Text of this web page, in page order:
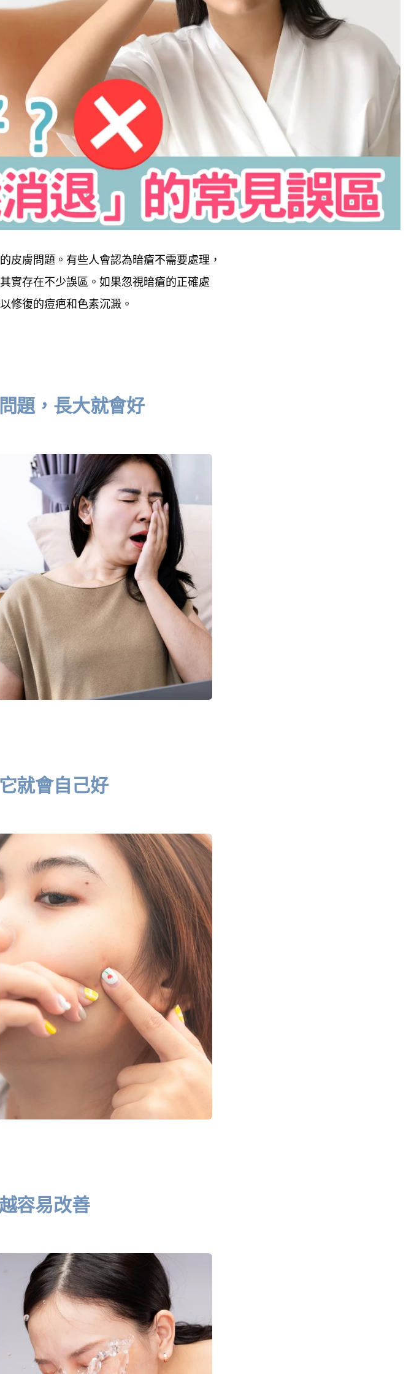
皮膚問題。有些人會認為暗瘡不需要處理，
實存在不少誤區。如果忽視暗瘡的正確處
修復的痘疤和色素沉澱。
題，長大就會好
就會自己好
容易改善